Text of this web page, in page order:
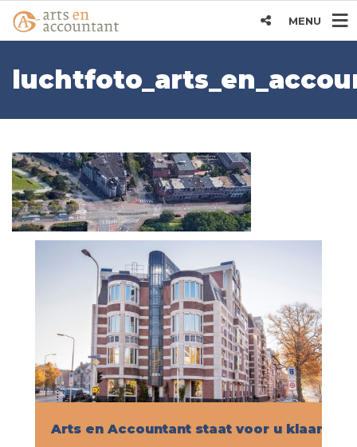
MENU
Arts en Accountant staat voor u klaar!